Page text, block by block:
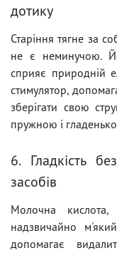
дотику
Старіння тягне за
не є неминучою.
сприяє природній
стимулятор,
зберігати свою
пружною і
6. Гладкість
засобів
Молочна
надзвичайно
допомагає